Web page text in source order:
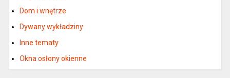
Dom i wnętrze
Dywany wykładziny
Inne tematy
Okna osłony okienne